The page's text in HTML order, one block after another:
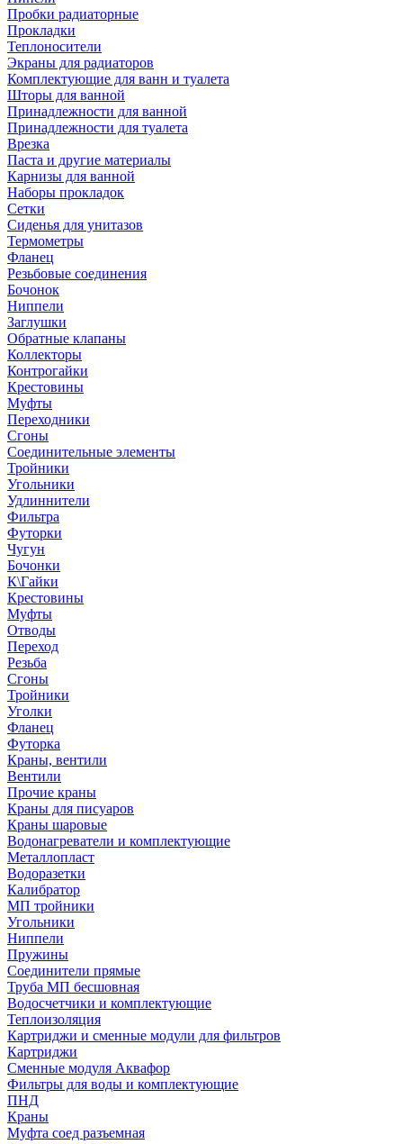
Пробки радиаторные
Прокладки
Теплоносители
Экраны для радиаторов
Комплектующие для ванн и туалета
Шторы для ванной
Принадлежности для ванной
Принадлежности для туалета
Врезка
Паста и другие материалы
Карнизы для ванной
Наборы прокладок
Сетки
Сиденья для унитазов
Термометры
Фланец
Резьбовые соединения
Бочонок
Ниппели
Заглушки
Обратные клапаны
Коллекторы
Контрогайки
Крестовины
Муфты
Переходники
Сгоны
Соединительные элементы
Тройники
Угольники
Удлиннители
Фильтра
Футорки
Чугун
Бочонки
К\Гайки
Крестовины
Муфты
Отводы
Переход
Резьба
Сгоны
Тройники
Уголки
Фланец
Футорка
Краны, вентили
Вентили
Прочие краны
Краны для писуаров
Краны шаровые
Водонагреватели и комплектующие
Металлопласт
Водоразетки
Калибратор
МП тройники
Угольники
Ниппели
Пружины
Соединители прямые
Труба МП бесшовная
Водосчетчики и комплектующие
Теплоизоляция
Картриджи и сменные модули для фильтров
Картриджи
Сменные модуля Аквафор
Фильтры для воды и комплектующие
ПНД
Краны
Муфта соед разъемная